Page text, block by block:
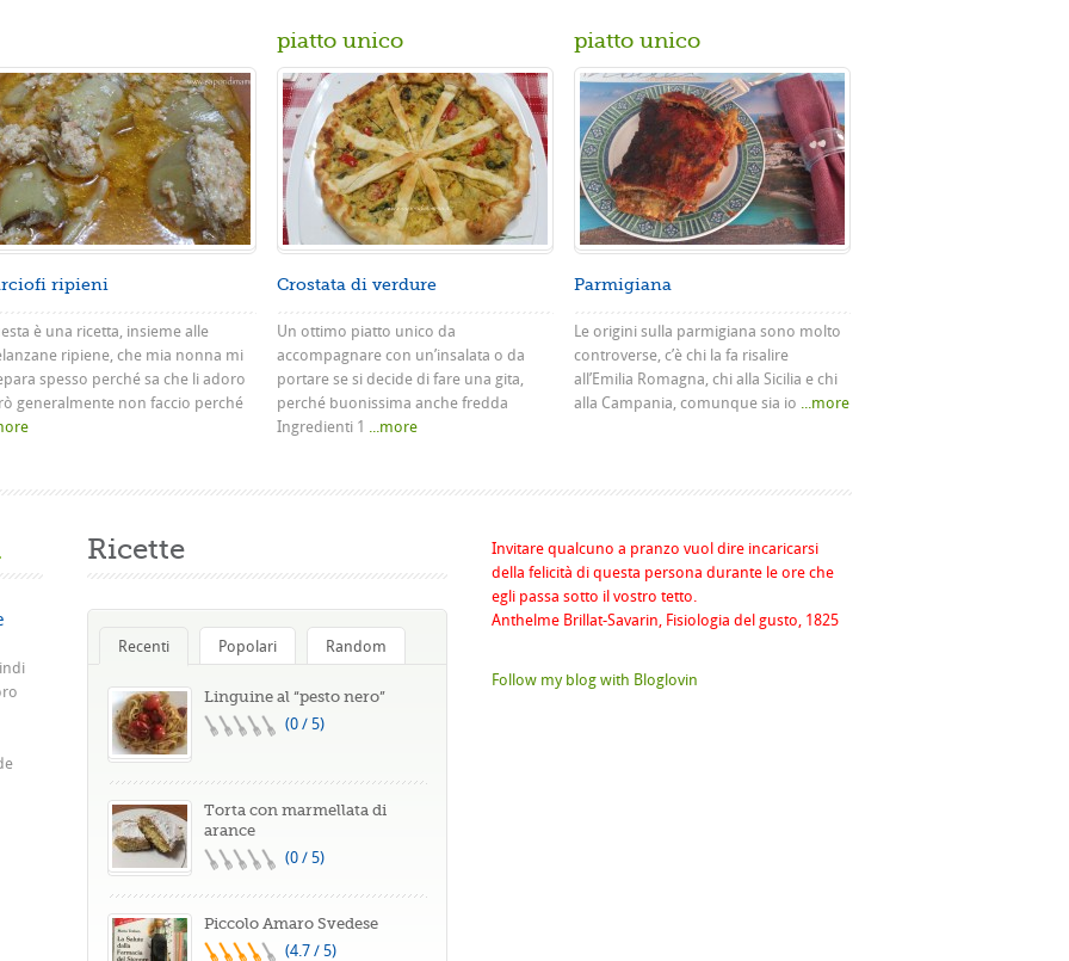
ripieni
è una ricetta, insieme alle
ripiene, che mia nonna mi
spesso perché sa che li adoro
generalmente non faccio perché
piatto unico
Crostata di verdure
Un ottimo piatto unico da
accompagnare con un’insalata o da
portare se si decide di fare una gita,
perché buonissima anche fredda
Ingredienti 1 ...more
piatto unico
Parmigiana
Le origini sulla parmigiana sono molto
controverse, c’è chi la fa risalire
all’Emilia Romagna, chi alla Sicilia e chi
alla Campania, comunque sia io ...more
Ricette
Recenti Popolari Random
Linguine al “pesto nero”
(0 / 5)
Torta con marmellata di
arance
(0 / 5)
Piccolo Amaro Svedese
(4.7 / 5)
Invitare qualcuno a pranzo vuol dire incaricarsi
della felicità di questa persona durante le ore che
egli passa sotto il vostro tetto.
Anthelme Brillat-Savarin, Fisiologia del gusto, 1825
Follow my blog with Bloglovin